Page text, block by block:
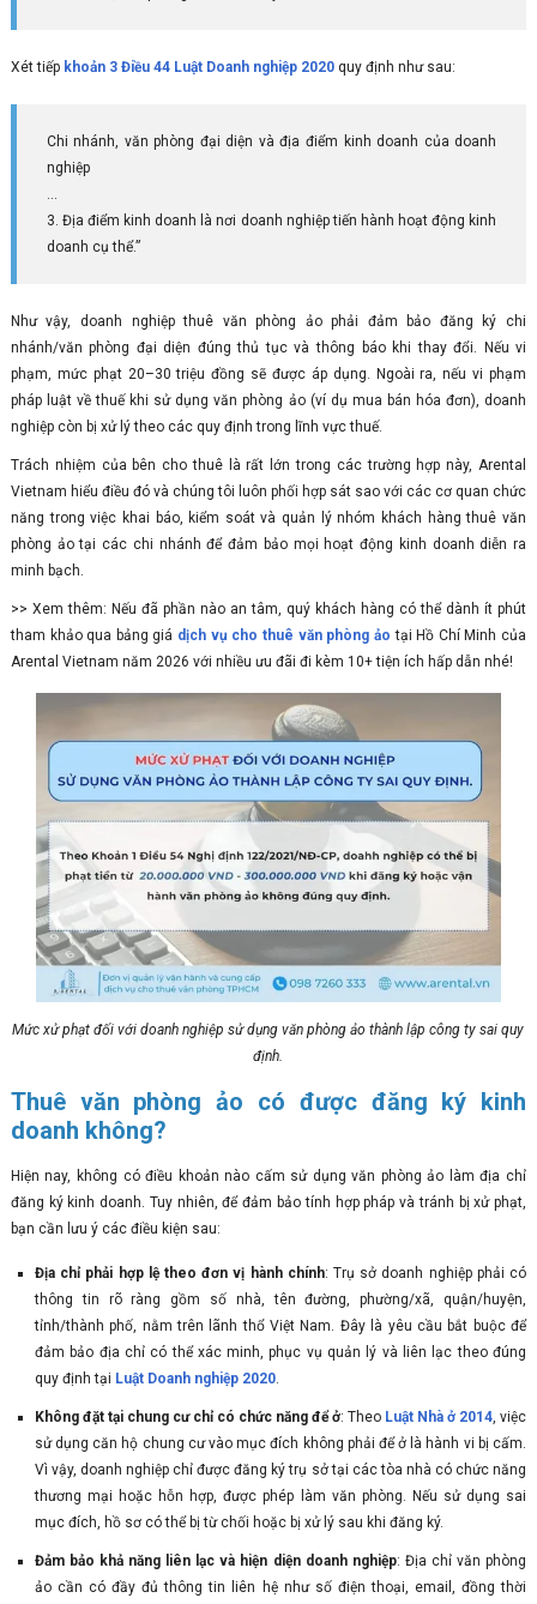
Xét tiếp khoản 3 Điều 44 Luật Doanh nghiệp 2020quy định như sau:
Chi nhánh, văn phòng đại diện và địa điểm kinh doanh của doanh
nghiệp
…
3. Địa điểm kinh doanh là nơi doanh nghiệp tiến hành hoạt động kinh
doanh cụ thể.”
Như vậy, doanh nghiệp thuê văn phòng ảo phải đảm bảo đăng ký chi
nhánh/văn phòng đại diện đúng thủ tục và thông báo khi thay đổi. Nếu vi
phạm, mức phạt 20–30 triệu đồng sẽ được áp dụng. Ngoài ra, nếu vi phạm
pháp luật về thuế khi sử dụng văn phòng ảo (ví dụ mua bán hóa đơn), doanh
nghiệp còn bị xử lý theo các quy định trong lĩnh vực thuế.
Trách nhiệm của bên cho thuê là rất lớn trong các trường hợp này, Arental
Vietnam hiểu điều đó và chúng tôi luôn phối hợp sát sao với các cơ quan chức
năng trong việc khai báo, kiểm soát và quản lý nhóm khách hàng thuê văn
phòng ảo tại các chi nhánh để đảm bảo mọi hoạt động kinh doanh diễn ra
minh bạch.
>> Xem thêm: Nếu đã phần nào an tâm, quý khách hàng có thể dành ít phút
tham khảo qua bảng giá dịch vụ cho thuê văn phòng ảo tại Hồ Chí Minh của
Arental Vietnam năm 2026 với nhiều ưu đãi đi kèm 10+ tiện ích hấp dẫn nhé!
Mức xử phạt đối với doanh nghiệp sử dụng văn phòng ảo thành lập công ty sai quy
định.
Thuê văn phòng ảo có được đăng ký kinh
doanh không?
Hiện nay, không có điều khoản nào cấm sử dụng văn phòng ảo làm địa chỉ
đăng ký kinh doanh. Tuy nhiên, để đảm bảo tính hợp pháp và tránh bị xử phạt,
bạn cần lưu ý các điều kiện sau:
Địa chỉ phải hợp lệ theo đơn vị hành chính: Trụ sở doanh nghiệp phải có
thông tin rõ ràng gồm số nhà, tên đường, phường/xã, quận/huyện,
tỉnh/thành phố, nằm trên lãnh thổ Việt Nam. Đây là yêu cầu bắt buộc để
đảm bảo địa chỉ có thể xác minh, phục vụ quản lý và liên lạc theo đúng
quy định tại Luật Doanh nghiệp 2020.
Không đặt tại chung cư chỉ có chức năng để ở: Theo Luật Nhà ở 2014, việc
sử dụng căn hộ chung cư vào mục đích không phải để ở là hành vi bị cấm.
Vì vậy, doanh nghiệp chỉ được đăng ký trụ sở tại các tòa nhà có chức năng
thương mại hoặc hỗn hợp, được phép làm văn phòng. Nếu sử dụng sai
mục đích, hồ sơ có thể bị từ chối hoặc bị xử lý sau khi đăng ký.
Đảm bảo khả năng liên lạc và hiện diện doanh nghiệp: Địa chỉ văn phòng
ảo cần có đầy đủ thông tin liên hệ như số điện thoại, email, đồng thời